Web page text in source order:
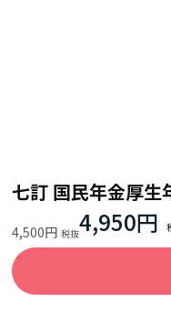
七訂 国民年金厚生
4,500円 4,950円